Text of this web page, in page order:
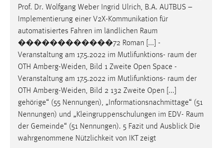
Prof. Dr. Wolfgang Weber Ingrid Ulrich, B.A. AUTBUS –
Implementierung einer V2X-Kommunikation für
automatisiertes Fahren im ländlichen Raum
������������72 Roman [...] -
Veranstaltung am 17.5.2022 im Mutlifunktions- raum der
OTH Amberg-Weiden, Bild 1 Zweite Open Space -
Veranstaltung am 17.5.2022 im Mutlifunktions- raum der
OTH Amberg-Weiden, Bild 2 132 Zweite Open [...]
gehörige“ (55 Nennungen), „Informationsnachmittage“ (51
Nennungen) und „Kleingruppenschulungen im EDV- Raum
der Gemeinde“ (51 Nennungen). 5 Fazit und Ausblick Die
wahrgenommene Nützlichkeit von IKT zeigt